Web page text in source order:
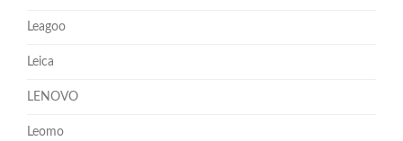
Leagoo
Leica
LENOVO
Leomo